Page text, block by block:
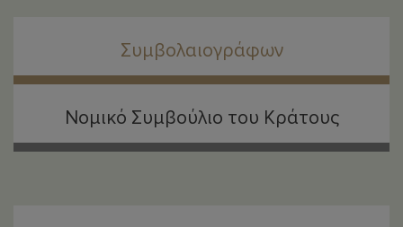
Συμβολαιογράφων
Νομικό Συμβούλιο του Κράτους